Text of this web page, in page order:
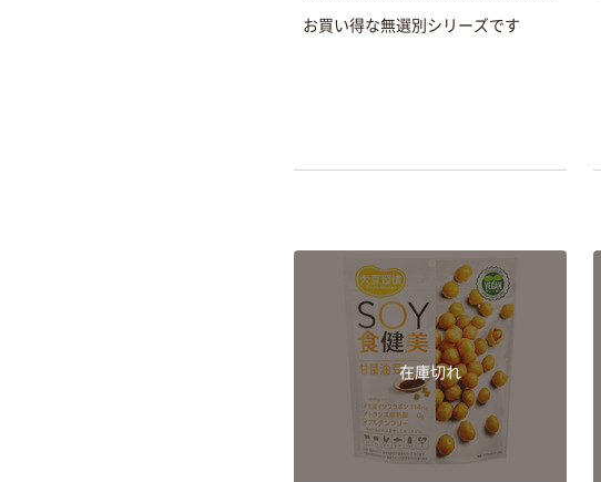
お買い得な無選別シリーズです
在庫切れ